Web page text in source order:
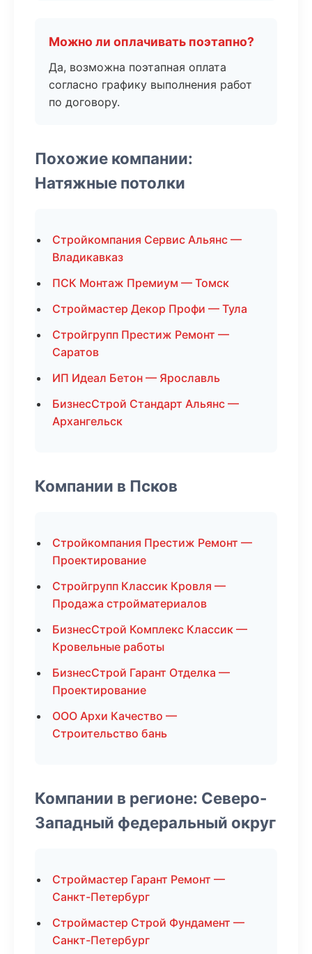
Можно ли оплачивать поэтапно?
Да, возможна поэтапная оплата
согласно графику выполнения работ
по договору.
Похожие компании:
Натяжные потолки
Стройкомпания Сервис Альянс —
Владикавказ
ПСК Монтаж Премиум — Томск
Строймастер Декор Профи — Тула
Стройгрупп Престиж Ремонт —
Саратов
ИП Идеал Бетон — Ярославль
БизнесСтрой Стандарт Альянс —
Архангельск
Компании в Псков
Стройкомпания Престиж Ремонт —
Проектирование
Стройгрупп Классик Кровля —
Продажа стройматериалов
БизнесСтрой Комплекс Классик —
Кровельные работы
БизнесСтрой Гарант Отделка —
Проектирование
ООО Архи Качество —
Строительство бань
Компании в регионе: Северо-
Западный федеральный округ
Строймастер Гарант Ремонт —
Санкт-Петербург
Строймастер Строй Фундамент —
Санкт-Петербург